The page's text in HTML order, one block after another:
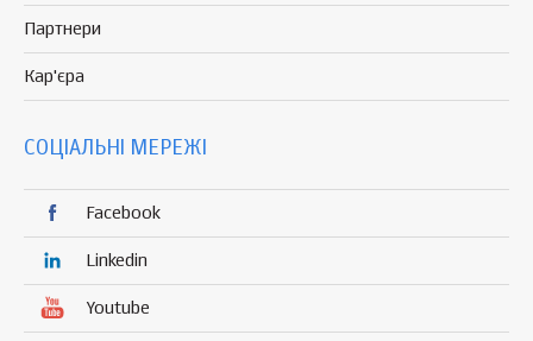
Партнери
Кар'єра
СОЦІАЛЬНІ МЕРЕЖІ
Facebook
Linkedin
Youtube